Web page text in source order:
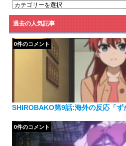
カ
ゴ
リ
ー
過去の人気記事
SHIROBAKO第9話:海外の反応「ず
0件のコメント
0件のコメント